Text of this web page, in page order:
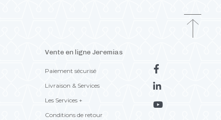
Vente en ligne Jeremias
Paiement sécurisé
Livraison & Services
Les Services +
Conditions de retour